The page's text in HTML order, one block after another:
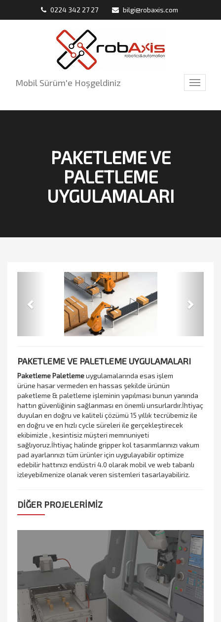
0224 342 27 27 bilgi@robaxis.com
Toggle
Mobil Sürüm'e Hoşgeldiniz
PAKETLEME VE
PALETLEME
UYGULAMALARI
Previous
PAKETLEME VE PALETLEME UYGULAMALARI
Paketleme Paletlemeuygulamalarında esas işlem
ürüne hasar vermeden en hassas şekilde ürünün
paketleme & paletleme işleminin yapılması bunun yanında
hattın güvenliğinin sağlanması en önemli unsurlardır.İhtiyaç
duyulan en doğru ve kaliteli çözümü 15 yıllık tecrübemiz ile
en doğru ve en hızlı cycle süreleri ile gerçekleştirecek
ekibimizle , kesintisiz müşteri memnuniyeti
sağlıyoruz.İhtiyaç halinde gripper kol tasarımlarınızı vakum
pad ayarlarınızı tüm ürünler için uygulayabilir optimize
edebilir hattınızı endüstri 4.0 olarak mobil ve web tabanlı
izleyebilmenize olanak veren sistemleri tasarlayabiliriz.
DİĞER PROJELERİMİZ